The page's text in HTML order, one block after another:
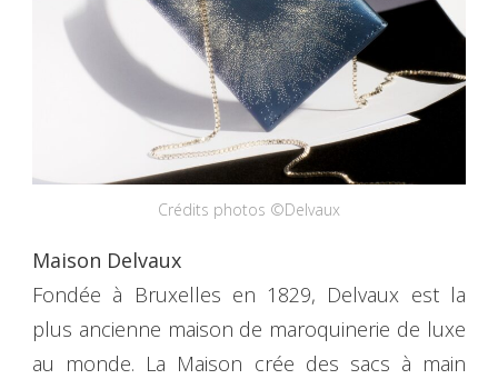
Crédits photos ©Delvaux
Maison Delvaux
Fondée à Bruxelles en 1829, Delvaux est la
plus ancienne maison de maroquinerie de luxe
au monde. La Maison crée des sacs à main